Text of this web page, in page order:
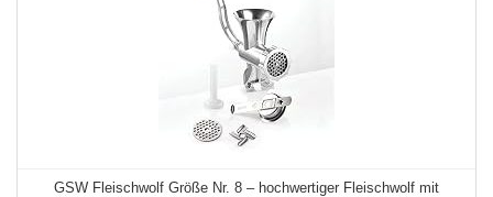
GSW Fleischwolf Größe Nr. 8 – hochwertiger Fleischwolf mit